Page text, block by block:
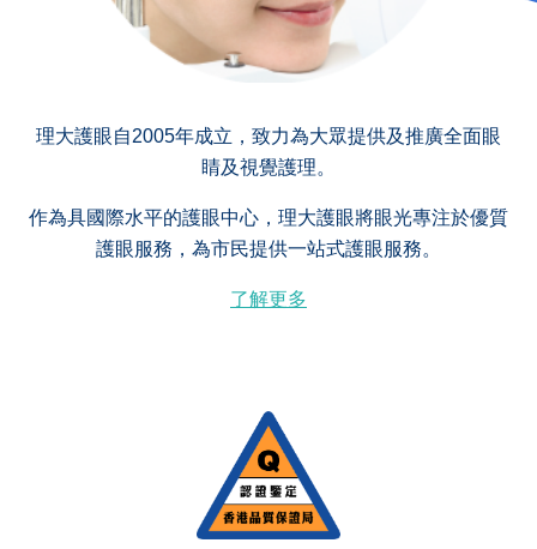
理大護眼自2005年成立，致力為大眾提供及推廣全面眼
睛及視覺護理。
作為具國際水平的護眼中心，理大護眼將眼光專注於優質
護眼服務，為市民提供一站式護眼服務。
了解更多